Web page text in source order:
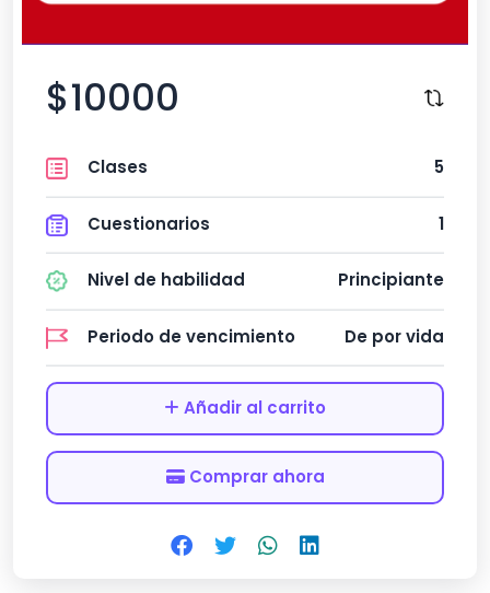
$10000
Clases 5
Cuestionarios 1
Nivel de habilidad Principiante
Periodo de vencimiento De por vida
Añadir al carrito
Comprar ahora